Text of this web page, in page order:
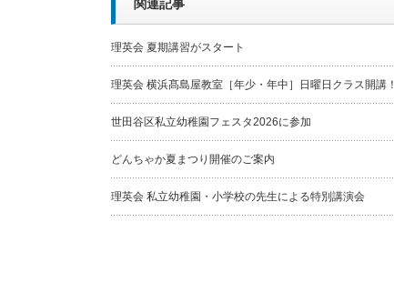
関連記事
理英会 夏期講習がスタート
理英会 横浜髙島屋教室［年少・年中］日曜日クラス開講！
世田谷区私立幼稚園フェスタ2026に参加
どんちゃか夏まつり開催のご案内
理英会 私立幼稚園・小学校の先生による特別講演会